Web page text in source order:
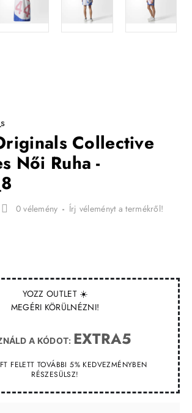
Collective
Női Ruha -
YOZZ OUTLET ☀️
MEGÉRI KÖRÜLNÉZNI!
A KÓDOT: EXTRA5
FELETT TOVÁBBI 5% KEDVEZMÉNYBEN
RÉSZESÜLSZ!
0 vélemény - Írj véleményt a termékről!